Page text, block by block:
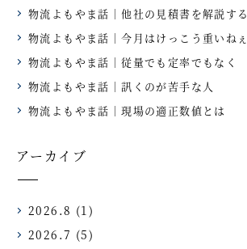
物流よもやま話｜他社の見積書を解説する
物流よもやま話｜今月はけっこう重いねぇ
物流よもやま話｜従量でも定率でもなく
物流よもやま話｜訊くのが苦手な人
物流よもやま話｜現場の適正数値とは
アーカイブ
2026.8 (1)
2026.7 (5)